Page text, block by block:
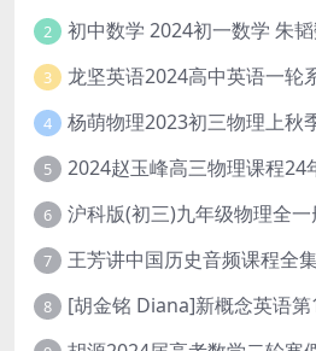
2
3 龙坚英语2024高中英语一轮
4
5
6
7 王芳讲中国历史音频课程全
8